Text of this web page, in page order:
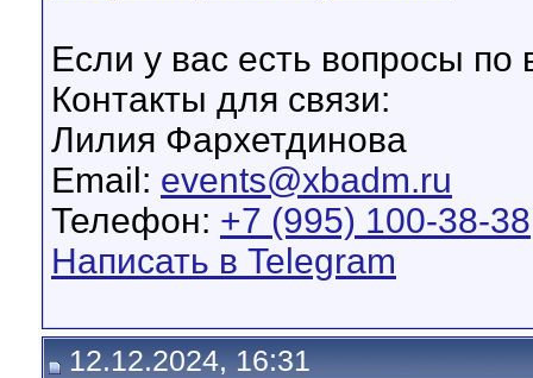
Если у вас есть вопросы по
Контакты для связи:
Лилия Фархетдинова
Email: events@xbadm.ru
Телефон: +7 (995) 100-38-38
Написать в Telegram
12.12.2024, 16:31